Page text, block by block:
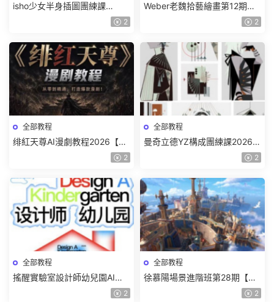
isho少女半身插圖團練課
2026【畫質高清隻有視頻】 2
Weber老魏拾藝繪畫第12期角
色特訓班【畫質不錯隻有視
2
全部教程
绯紅天尊AI漫劇教程2026【畫
2
全部教程
曼奇立德YZ構成團練課2026年
8月已結課【畫質高清有課件】
2
全部教程
搖醒實驗室設計師幼兒園AI軟
件基礎課2025【畫質不錯有素
2
全部教程
徐慕陽場景進階班第28期【畫
2